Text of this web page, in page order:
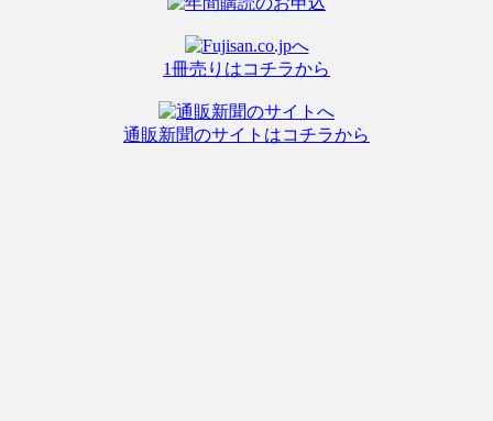
1冊売りはコチラから
通販新聞のサイトはコチラから